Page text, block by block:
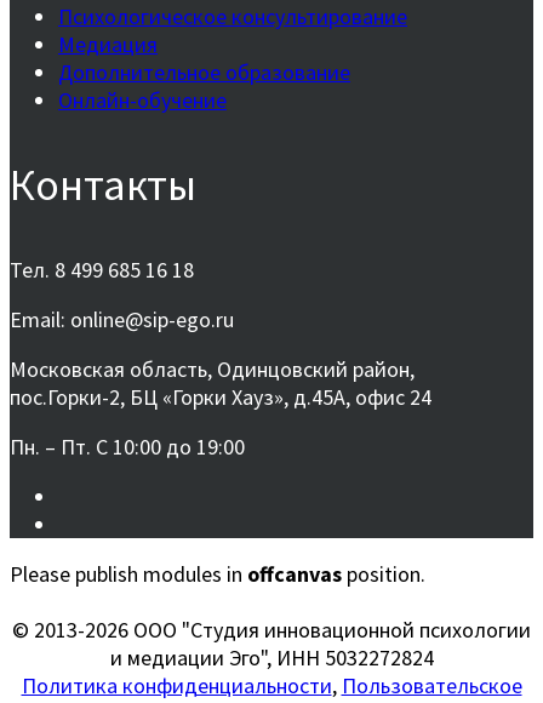
Психологическое консультирование
Медиация
Дополнительное образование
Онлайн-обучение
Контакты
Тел. 8 499 685 16 18
Email: online@sip-ego.ru
Московская область, Одинцовский район,
пос.Горки-2, БЦ «Горки Хауз», д.45А, офис 24
Пн. – Пт. С 10:00 до 19:00
Please publish modules in offcanvas position.
© 2013-2026 ООО "Студия инновационной психологии
и медиации Эго", ИНН 5032272824
Политика конфиденциальности, Пользовательское